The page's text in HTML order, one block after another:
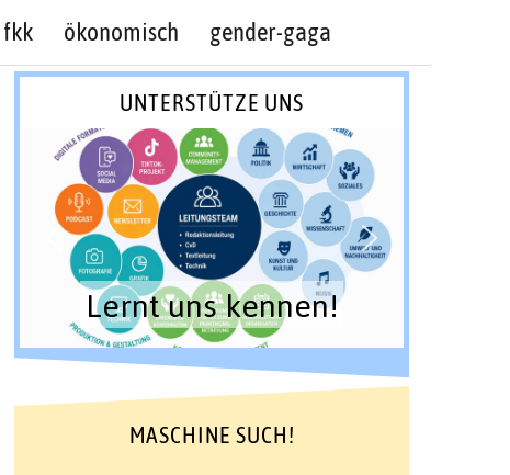
fkk ökonomisch gender-gaga
UNTERSTÜTZE UNS
Lernt uns kennen!
MASCHINE SUCH!